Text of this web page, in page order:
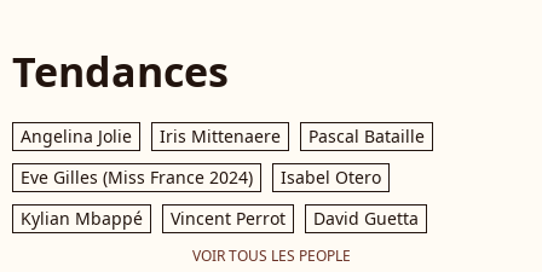
Tendances
Angelina Jolie Iris Mittenaere
Pascal Bataille
Eve Gilles (Miss France 2024)
Isabel Otero
Kylian Mbappé
Vincent Perrot David Guetta
VOIR TOUS LES PEOPLE